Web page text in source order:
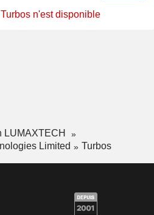
n'est disponible
LUMAXTECH
Limited
Turbos